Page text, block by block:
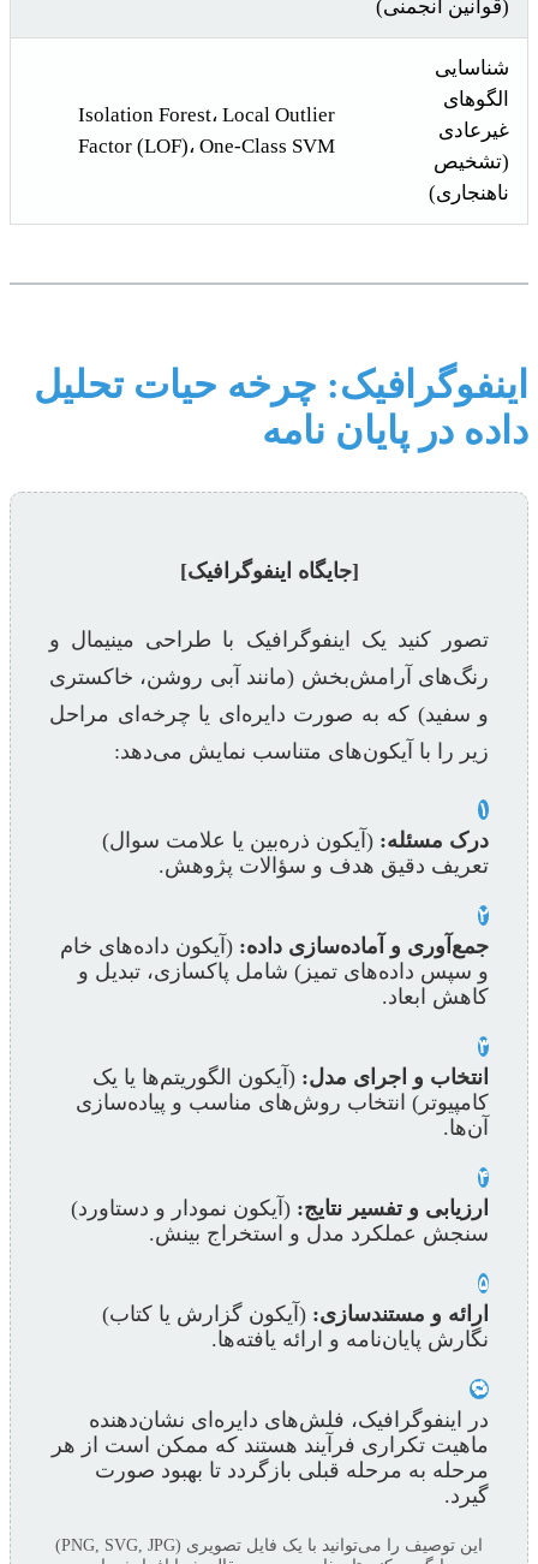
(قوانین انجمنی)
شناسایی
الگوهای
غیرعادی
(تشخیص
ناهنجاری)
Isolation Forest، Local Outlier
Factor (LOF)، One-Class SVM
اینفوگرافیک: چرخه حیات تحلیل
داده در پایان نامه
[جایگاه اینفوگرافیک]
تصور کنید یک اینفوگرافیک با طراحی مینیمال و
رنگ‌های آرامش‌بخش (مانند آبی روشن، خاکستری
و سفید) که به صورت دایره‌ای یا چرخه‌ای مراحل
زیر را با آیکون‌های متناسب نمایش می‌دهد:
۱
درک مسئله: (آیکون ذره‌بین یا علامت سوال)
تعریف دقیق هدف و سؤالات پژوهش.
۲
جمع‌آوری و آماده‌سازی داده: (آیکون داده‌های خام
و سپس داده‌های تمیز) شامل پاکسازی، تبدیل و
کاهش ابعاد.
۳
انتخاب و اجرای مدل: (آیکون الگوریتم‌ها یا یک
کامپیوتر) انتخاب روش‌های مناسب و پیاده‌سازی
آن‌ها.
۴
ارزیابی و تفسیر نتایج: (آیکون نمودار و دستاورد)
سنجش عملکرد مدل و استخراج بینش.
۵
ارائه و مستندسازی: (آیکون گزارش یا کتاب)
نگارش پایان‌نامه و ارائه یافته‌ها.
🔁
در اینفوگرافیک، فلش‌های دایره‌ای نشان‌دهنده
ماهیت تکراری فرآیند هستند که ممکن است از هر
مرحله به مرحله قبلی بازگردد تا بهبود صورت
گیرد.
این توصیف را می‌توانید با یک فایل تصویری (PNG, SVG, JPG)